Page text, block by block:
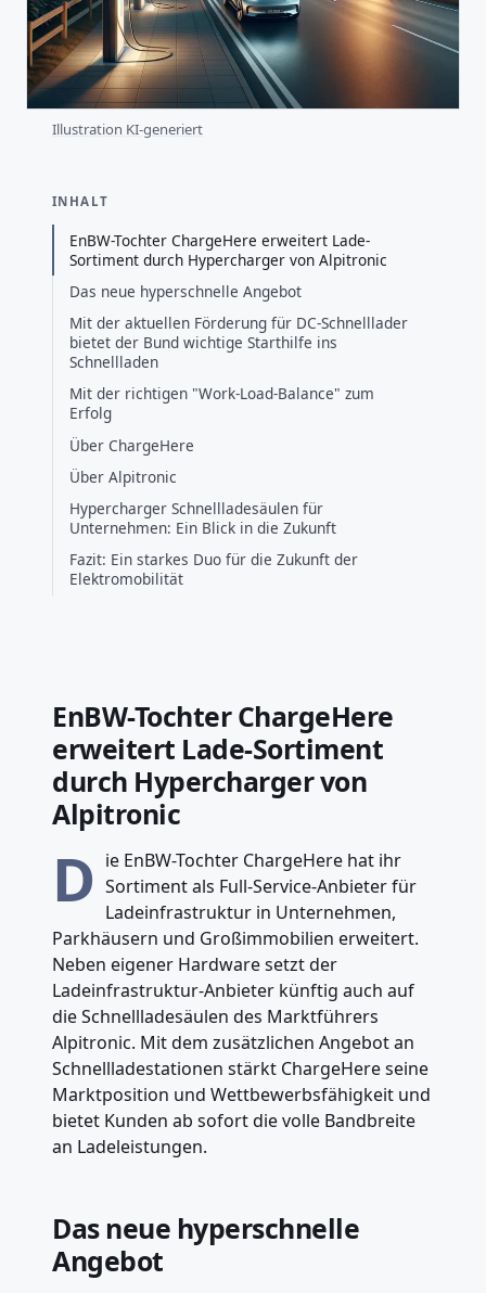
Illustration KI-generiert
INHALT
EnBW-Tochter ChargeHere erweitert Lade-
Sortiment durch Hypercharger von Alpitronic
Das neue hyperschnelle Angebot
Mit der aktuellen Förderung für DC-Schnelllader
bietet der Bund wichtige Starthilfe ins
Schnellladen
Mit der richtigen "Work-Load-Balance" zum
Erfolg
Über ChargeHere
Über Alpitronic
Hypercharger Schnellladesäulen für
Unternehmen: Ein Blick in die Zukunft
Fazit: Ein starkes Duo für die Zukunft der
Elektromobilität
EnBW-Tochter ChargeHere
erweitert Lade-Sortiment
durch Hypercharger von
Alpitronic
D ie EnBW-Tochter ChargeHere hat ihr
Sortiment als Full-Service-Anbieter für
Ladeinfrastruktur in Unternehmen,
Parkhäusern und Großimmobilien erweitert.
Neben eigener Hardware setzt der
Ladeinfrastruktur-Anbieter künftig auch auf
die Schnellladesäulen des Marktführers
Alpitronic. Mit dem zusätzlichen Angebot an
Schnellladestationen stärkt ChargeHere seine
Marktposition und Wettbewerbsfähigkeit und
bietet Kunden ab sofort die volle Bandbreite
an Ladeleistungen.
Das neue hyperschnelle
Angebot